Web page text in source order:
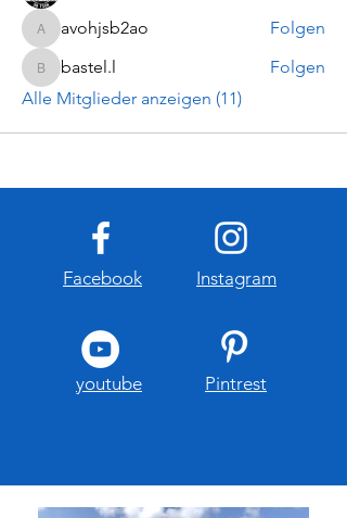
avohjsb2ao
avohjsb2ao Folgen
bastel.lbastel.l
Folgen
Alle Mitglieder anzeigen (11)
Facebook
youtube
Instagram
Pintrest